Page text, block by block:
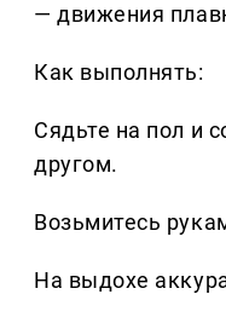
— движения
Как выполнять:
Сядьте на пол и
другом.
Возьмитесь
На выдохе